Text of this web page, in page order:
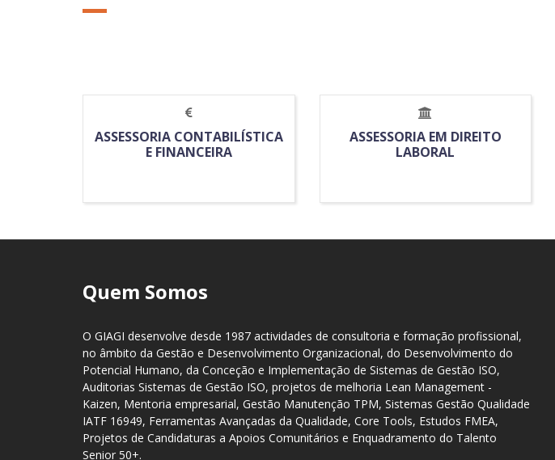
ASSESSORIA CONTABILÍSTICA
E FINANCEIRA
ASSESSORIA EM DIREITO
LABORAL
Quem Somos
O GIAGI desenvolve desde 1987 actividades de consultoria e formação profissional,
no âmbito da Gestão e Desenvolvimento Organizacional, do Desenvolvimento do
Potencial Humano, da Conceção e Implementação de Sistemas de Gestão ISO,
Auditorias Sistemas de Gestão ISO, projetos de melhoria Lean Management -
Kaizen, Mentoria empresarial, Gestão Manutenção TPM, Sistemas Gestão Qualidade
IATF 16949, Ferramentas Avançadas da Qualidade, Core Tools, Estudos FMEA,
Projetos de Candidaturas a Apoios Comunitários e Enquadramento do Talento
Senior 50+.